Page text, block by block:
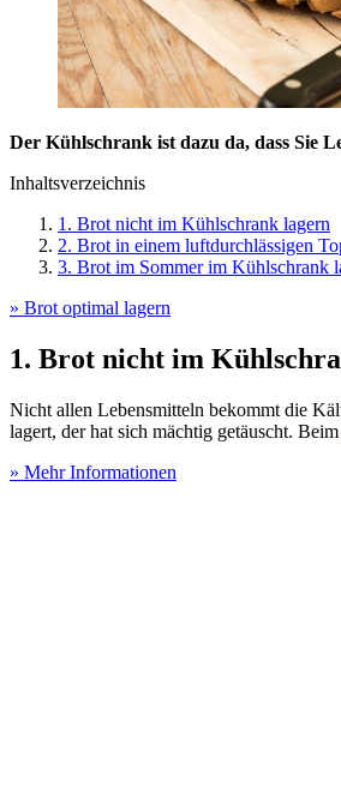
Der Kühlschrank ist dazu da, dass Sie
Inhaltsverzeichnis
1. Brot nicht im Kühlschrank lagern
2. Brot in einem luftdurchlässigen
3. Brot im Sommer im Kühlschrank
» Brot optimal lagern
1. Brot nicht im
Nicht allen Lebensmitteln bekommt die
lagert, der hat sich mächtig getäuscht. Beim
» Mehr Informationen